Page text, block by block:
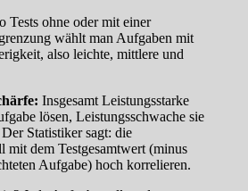
Tests ohne oder mit einer
wählt man Aufgaben mit
also leichte, mittlere und
Insgesamt Leistungsstarke
lösen, Leistungsschwache sie
Statistiker sagt: die
mit dem Testgesamtwert (minus
Aufgabe) hoch korrelieren.